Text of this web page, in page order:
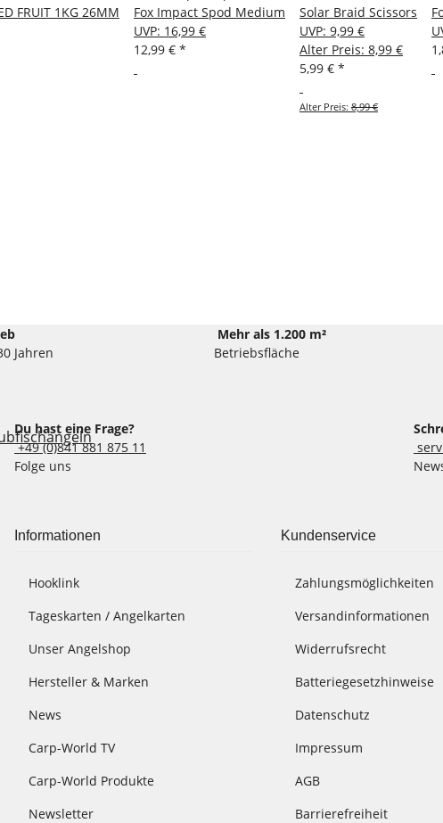
FRUIT 1KG 26MM
Fox Impact Spod Medium
UVP: 16,99 €
12,99 € *
Solar Braid Scissors
UVP: 9,99 €
Alter Preis: 8,99 €
5,99 € *
Alter Preis: 8,99 €
Jahren
Mehr als 1.200 m²
Betriebsfläche
Du hast eine Frage?
+49 (0)841 881 875 11
Folge uns
Informationen
Hooklink
Tageskarten / Angelkarten
Unser Angelshop
Hersteller & Marken
News
Carp-World TV
Carp-World Produkte
Newsletter
Kundenservice
Zahlungsmöglichkeiten
Versandinformationen
Widerrufsrecht
Batteriegesetzhinweise
Datenschutz
Impressum
AGB
Barrierefreiheit